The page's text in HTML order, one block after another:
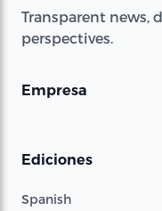
Transparent news,
perspectives.
Empresa
Ediciones
Spanish